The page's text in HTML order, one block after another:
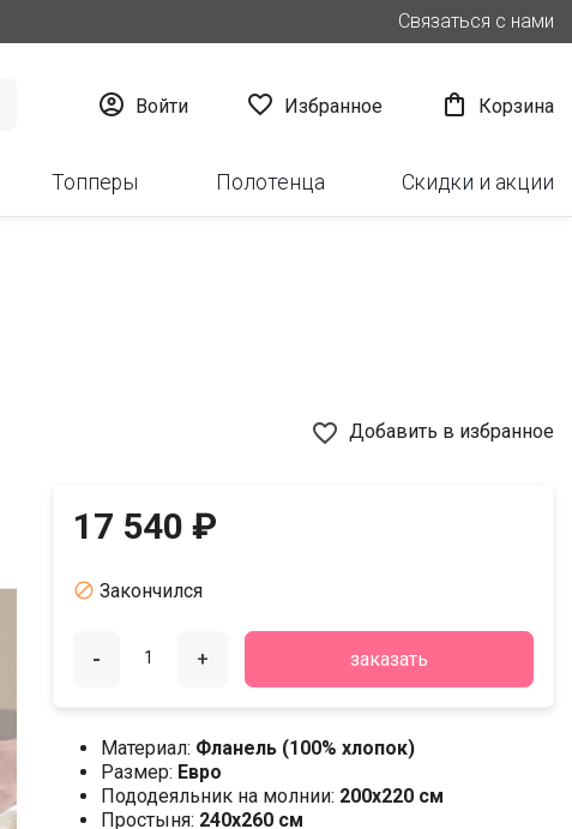
Связаться с нами
 Войти  Избранное  Корзина
Топперы Полотенца Скидки и акции
favorite_border Добавить в избранное
17 540 ₽
 Закончился
- + заказать
Материал: Фланель (100% хлопок)
Размер: Евро
Пододеяльник на молнии: 200х220 см
Простыня: 240х260 см